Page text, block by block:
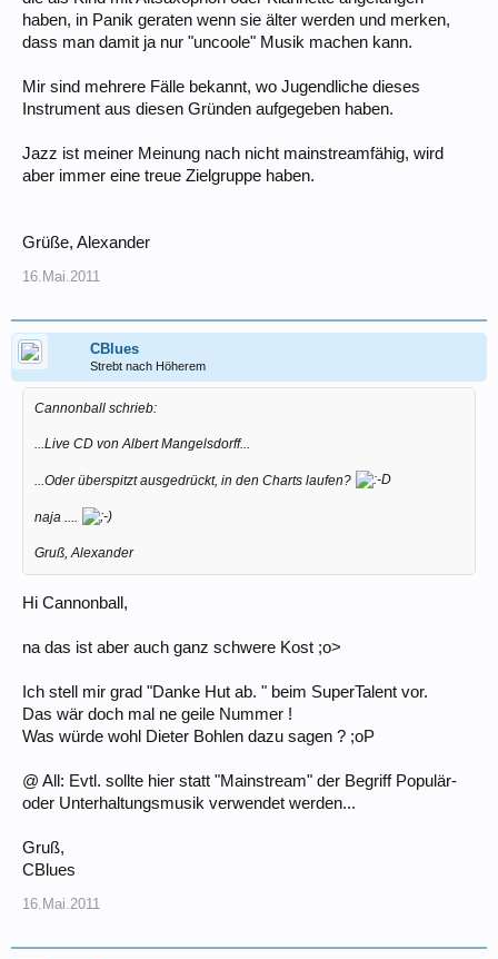
haben, in Panik geraten wenn sie älter werden und merken,
dass man damit ja nur "uncoole" Musik machen kann.
Mir sind mehrere Fälle bekannt, wo Jugendliche dieses
Instrument aus diesen Gründen aufgegeben haben.
Jazz ist meiner Meinung nach nicht mainstreamfähig, wird
aber immer eine treue Zielgruppe haben.
Grüße, Alexander
16.Mai.2011
CBlues
Strebt nach Höherem
Cannonball schrieb:
...Live CD von Albert Mangelsdorff...
...Oder überspitzt ausgedrückt, in den Charts laufen?
naja ....
Gruß, Alexander
Hi Cannonball,
na das ist aber auch ganz schwere Kost ;o>
Ich stell mir grad "Danke Hut ab. " beim SuperTalent vor.
Das wär doch mal ne geile Nummer !
Was würde wohl Dieter Bohlen dazu sagen ? ;oP
@ All: Evtl. sollte hier statt "Mainstream" der Begriff Populär-
oder Unterhaltungsmusik verwendet werden...
Gruß,
CBlues
16.Mai.2011